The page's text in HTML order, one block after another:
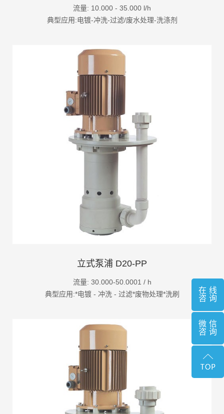
流量: 10.000 - 35.000 l/h
典型应用:电镀-冲洗-过滤/废水处理-洗涤剂
立式泵浦 D20-PP
流量: 30.000-50.0001 / h
典型应用:*电镀 - 冲洗 - 过滤*废物处理*洗刷
在线
咨询
微信
咨询